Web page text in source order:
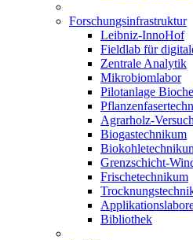
Forschungsinfrastruktur
Leibniz-InnoHof
Fieldlab für
Zentrale Analytik
Mikrobiomlabor
Pilotanlage
Agrarholz-
Biogastechnikum
Grenzschicht-
Frischetechnikum
Bibliothek